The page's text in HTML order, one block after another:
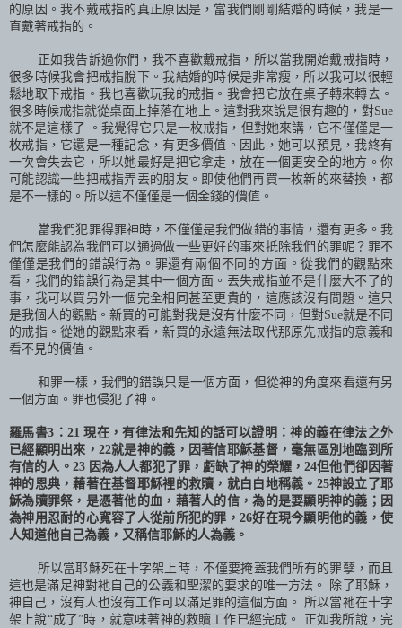
的原因。我不戴戒指的真正原因是，當我們剛剛結婚的時候，我是一
直戴著戒指的。
正如我告訴過你們，我不喜歡戴戒指，所以當我開始戴戒指時，
很多時候我會把戒指脫下。我結婚的時候是非常瘦，所以我可以很輕
鬆地取下戒指。我也喜歡玩我的戒指。我會把它放在桌子轉來轉去。
很多時候戒指就從桌面上掉落在地上。這對我來說是很有趣的，對Sue
就不是這樣了 。我覺得它只是一枚戒指，但對她來講，它不僅僅是一
枚戒指，它還是一種記念，有更多價值。因此，她可以預見，我終有
一次會失去它，所以她最好是把它拿走，放在一個更安全的地方。你
可能認識一些把戒指弄丟的朋友。即使他們再買一枚新的來替換，都
是不一樣的。所以這不僅僅是一個金錢的價值。
當我們犯罪得罪神時，不僅僅是我們做錯的事情，還有更多。我
們怎麼能認為我們可以通過做一些更好的事來抵除我們的罪呢？罪不
僅僅是我們的錯誤行為。罪還有兩個不同的方面。從我們的觀點來
看，我們的錯誤行為是其中一個方面。丟失戒指並不是什麼大不了的
事，我可以買另外一個完全相同甚至更貴的，這應該沒有問題。這只
是我個人的觀點。新買的可能對我是沒有什麼不同，但對Sue就是不同
的戒指。從她的觀點來看，新買的永遠無法取代那原先戒指的意義和
看不見的價值。
和罪一樣，我們的錯誤只是一個方面，但從神的角度來看還有另
一個方面。罪也侵犯了神。
羅馬書3 ： 21現在，有律法和先知的話可以證明：神的義在律法之外
已經顯明出來， 22就是神的義，因著信耶穌基督，毫無區別地臨到所
有信的人。 23 因為人人都犯了罪，虧缺了神的榮耀，24但他們卻因著
神的恩典，藉著在基督耶穌裡的救贖，就白白地稱義。 25神設立了耶
穌為贖罪祭，是憑著他的血，藉著人的信，為的是要顯明神的義；因
為神用忍耐的心寬容了人從前所犯的罪， 26好在現今顯明他的義，使
人知道他自己為義，又稱信耶穌的人為義。
所以當耶穌死在十字架上時，不僅要掩蓋我們所有的罪孽，而且
這也是滿足神對衪自己的公義和聖潔的要求的唯一方法。 除了耶穌，
神自己，沒有人也沒有工作可以滿足罪的這個方面。 所以當祂在十字
架上說“成了”時，就意味著神的救贖工作已經完成。 正如我所說，完